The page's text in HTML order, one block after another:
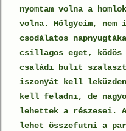
nyomtam volna a
volna. Hölgyeim,
csodálatos
csillagos eget,
családi bulit
iszonyát kell
kell feladni, de
lehettek a részesei.
lehet összefutni a